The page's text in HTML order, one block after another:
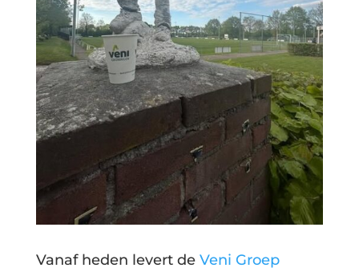
Vanaf heden levert de Veni Groep